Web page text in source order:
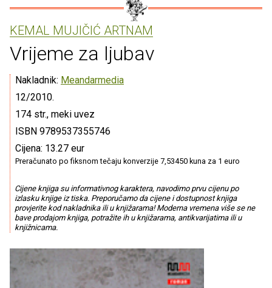
KEMAL MUJIČIĆ ARTNAM
Vrijeme za ljubav
Nakladnik: Meandarmedia
12/2010.
174 str., meki uvez
ISBN 9789537355746
Cijena: 13.27 eur
Preračunato po fiksnom tečaju konverzije 7,53450 kuna za 1 euro
Cijene knjiga su informativnog karaktera, navodimo prvu cijenu po
izlasku knjige iz tiska. Preporučamo da cijene i dostupnost knjiga
provjerite kod nakladnika ili u knjižarama! Moderna vremena više se ne
bave prodajom knjiga, potražite ih u knjižarama, antikvarijatima ili u
knjižnicama.